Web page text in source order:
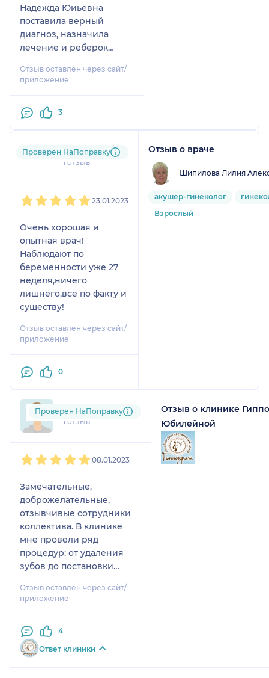
Надежда Юиьевна
поставила верный
диагноз, назначила
лечение и реберок
ЗА ВАШУ РАБОТУ!
Отзыв оставлен через сайт/
приложение
3
Анна
1 отзыв
Проверен НаПоправку
23.01.2023
Очень хорошая и
опытная врач!
Наблюдают по
беременности уже 27
неделя,ничего
лишнего,все по факту и
существу!
Отзыв оставлен через сайт/
приложение
0
Отзыв о враче
Шипилова Лилия
акушер-гинеколог
Взрослый
tan....@....ru
1 отзыв
Проверен НаПоправку
08.01.2023
Замечательные,
доброжелательные,
отзывчивые сотрудники
коллектива. В клинике
мне провели ряд
процедур: от удаления
зубов до постановки
всё в одном месте.
Чувствуется высокий
врачей.Таким
специалистам не страшно
довериться. Рекомендую.
Отзыв оставлен через сайт/
приложение
4
Ответ клиники
Отзыв о клинике
Юбилейной